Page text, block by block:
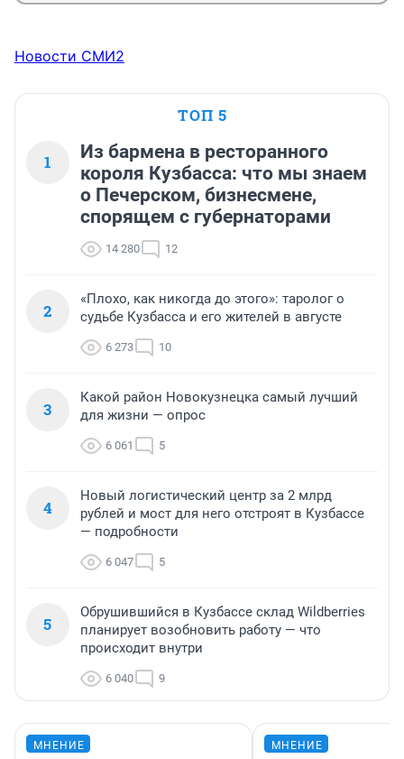
Новости СМИ2
ТОП 5
1
Из бармена в ресторанного
короля Кузбасса: что мы знаем
о Печерском, бизнесмене,
спорящем с губернаторами
14 280 12
2
«Плохо, как никогда до этого»: таролог о
судьбе Кузбасса и его жителей в августе
6 273 10
3
Какой район Новокузнецка самый лучший
для жизни — опрос
6 061 5
4
Новый логистический центр за 2 млрд
рублей и мост для него отстроят в Кузбассе
— подробности
6 047 5
5
Обрушившийся в Кузбассе склад Wildberries
планирует возобновить работу — что
происходит внутри
6 040 9
МНЕНИЕ МНЕНИЕ